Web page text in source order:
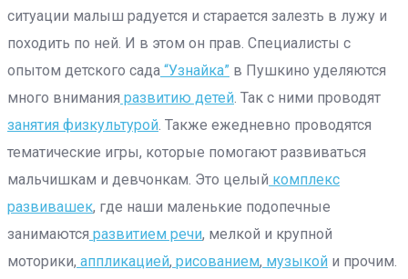
ситуации малыш радуется и старается залезть в лужу и
походить по ней. И в этом он прав. Специалисты с
опытом детского сада “Узнайка” в Пушкино уделяются
много внимания развитию детей. Так с ними проводят
занятия физкультурой. Также ежедневно проводятся
тематические игры, которые помогают развиваться
мальчишкам и девчонкам. Это целый комплекс
развивашек, где наши маленькие подопечные
занимаются развитием речи, мелкой и крупной
моторики, аппликацией, рисованием, музыкой и прочим.